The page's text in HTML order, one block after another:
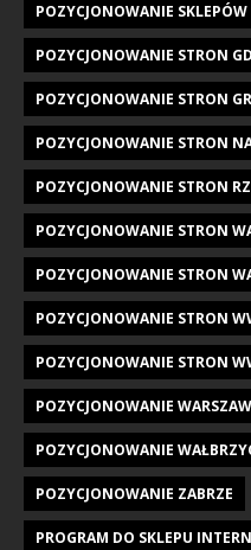
POZYCJONOWANIE
POZYCJONOWANIE STRON
POZYCJONOWANIE STRON
POZYCJONOWANIE STRON
POZYCJONOWANIE STRON
POZYCJONOWANIE STRON
POZYCJONOWANIE STRON
POZYCJONOWANIE STRON
POZYCJONOWANIE STRON
POZYCJONOWANIE
POZYCJONOWANIE
POZYCJONOWANIE ZABRZE
PROGRAM DO SKLEPU